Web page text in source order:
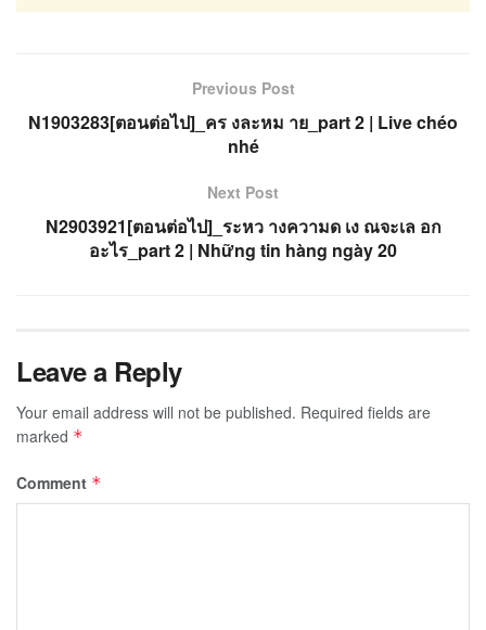
Previous Post
N1903283[ตอนต่อไป]_คร งละหม าย_part 2 | Live chéo
nhé
Next Post
N2903921[ตอนต่อไป]_ระหว างความด เง ณจะเล อก
อะไร_part 2 | Những tin hàng ngày 20
Leave a Reply
Your email address will not be published. Required fields are
marked *
Comment *